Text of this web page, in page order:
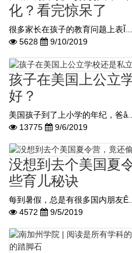
化？看完惊呆了
很多家长在孩子的教育问题上表Ĩ...
5628
9/10/2019
孩子在美国上公立
好？
美国孩子到了上小学的年纪，爸å...
13775
9/6/2019
没想到去个美国夏
些育儿秘诀
每到暑假，总是有很多国内朋友
4572
9/5/2019